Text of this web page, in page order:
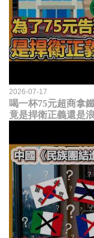
2026-07-17
喝一杯75元超商拿
竟是捍衛正義還是